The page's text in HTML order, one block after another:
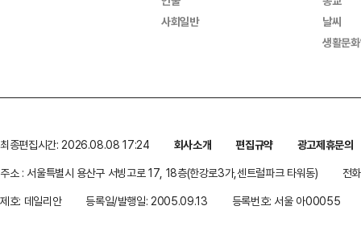
사회일반
날씨
생활문
최종편집시간: 2026.08.08 17:24 회사소개 편집규약
광고제휴문의
주소 : 서울특별시 용산구 서빙고로 17, 18층(한강로3가,센트럴파크 타워동)
전
제호: 데일리안
등록일/발행일: 2005.09.13 등록번호: 서울 아00055